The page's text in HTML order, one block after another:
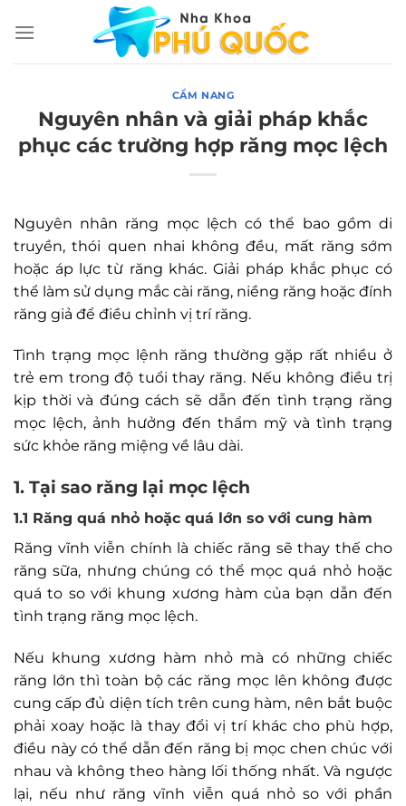
đến
CẨM NANG
Nguyên nhân và giải pháp khắc
phục các trường hợp răng mọc lệch
Nguyên nhân răng mọc lệch có thể bao gồm di
truyền, thói quen nhai không đều, mất răng sớm
hoặc áp lực từ răng khác. Giải pháp khắc phục có
thể làm sử dụng mắc cài răng, niềng răng hoặc đính
răng giả để điều chỉnh vị trí răng.
Tình trạng mọc lệnh răng thường gặp rất nhiều ở
trẻ em trong độ tuổi thay răng. Nếu không điều trị
kịp thời và đúng cách sẽ dẫn đến tình trạng răng
mọc lệch, ảnh hưởng đến thẩm mỹ và tình trạng
sức khỏe răng miệng về lâu dài.
1. Tại sao răng lại mọc lệch
1.1 Răng quá nhỏ hoặc quá lớn so với cung hàm
Răng vĩnh viễn chính là chiếc răng sẽ thay thế cho
răng sữa, nhưng chúng có thể mọc quá nhỏ hoặc
quá to so với khung xương hàm của bạn dẫn đến
tình trạng răng mọc lệch.
Nếu khung xương hàm nhỏ mà có những chiếc
răng lớn thì toàn bộ các răng mọc lên không được
cung cấp đủ diện tích trên cung hàm, nên bắt buộc
phải xoay hoặc là thay đổi vị trí khác cho phù hợp,
điều này có thể dẫn đến răng bị mọc chen chúc với
nhau và không theo hàng lối thống nhất. Và ngược
lại, nếu như răng vĩnh viễn quá nhỏ so với phần